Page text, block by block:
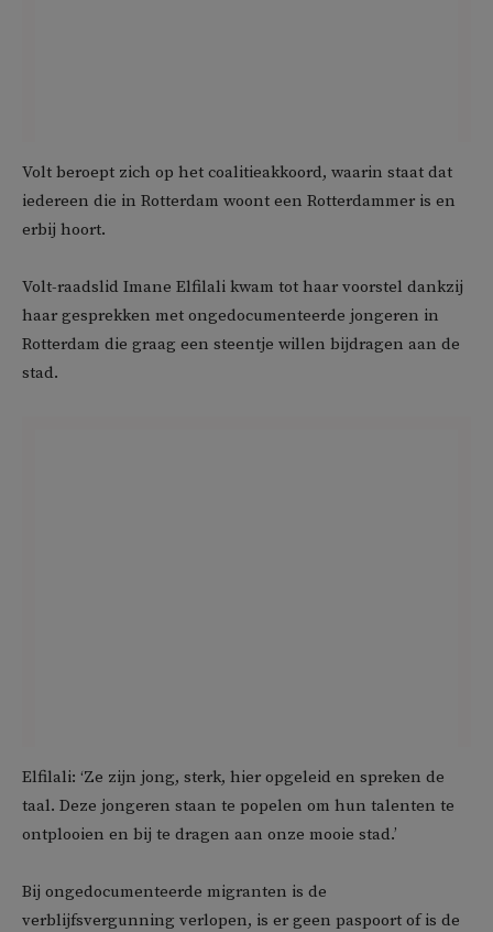
Volt beroept zich op het coalitieakkoord, waarin staat dat
iedereen die in Rotterdam woont een Rotterdammer is en
erbij hoort.
Volt-raadslid Imane Elfilali kwam tot haar voorstel dankzij
haar gesprekken met ongedocumenteerde jongeren in
Rotterdam die graag een steentje willen bijdragen aan de
stad.
Elfilali: ‘Ze zijn jong, sterk, hier opgeleid en spreken de
taal. Deze jongeren staan te popelen om hun talenten te
ontplooien en bij te dragen aan onze mooie stad.’
Bij ongedocumenteerde migranten is de
verblijfsvergunning verlopen, is er geen paspoort of is de